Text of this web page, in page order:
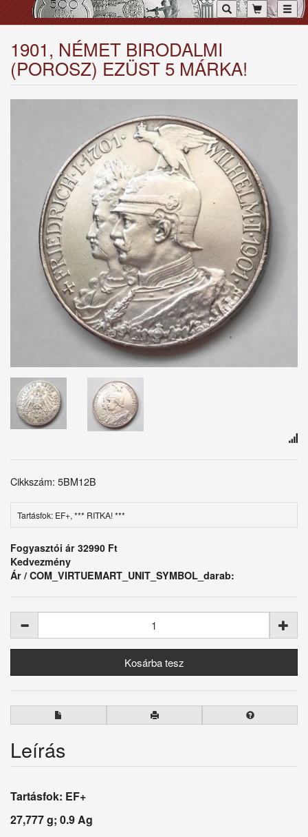
1901, NÉMET BIRODALMI
(POROSZ) EZÜST 5 MÁRKA!
Cikkszám: 5BM12B
Tartásfok: EF+, *** RITKA! ***
Fogyasztói ár 32990 Ft
Kedvezmény
Ár / COM_VIRTUEMART_UNIT_SYMBOL_darab:
Leírás
Tartásfok: EF+
27,777 g; 0.9 Ag